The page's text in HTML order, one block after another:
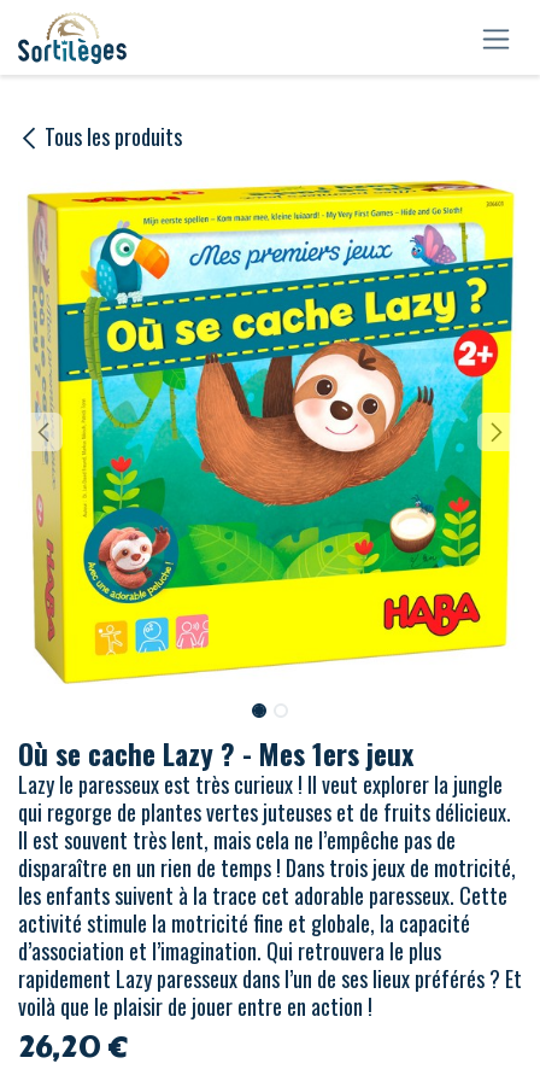
Se rendre au contenu
Tous les produits
Où se cache Lazy ? - Mes 1ers jeux
Lazy le paresseux est très curieux ! Il veut explorer la jungle
qui regorge de plantes vertes juteuses et de fruits délicieux.
Il est souvent très lent, mais cela ne l’empêche pas de
disparaître en un rien de temps ! Dans trois jeux de motricité,
les enfants suivent à la trace cet adorable paresseux. Cette
activité stimule la motricité fine et globale, la capacité
d’association et l’imagination. Qui retrouvera le plus
rapidement Lazy paresseux dans l’un de ses lieux préférés ? Et
voilà que le plaisir de jouer entre en action !
26,20€